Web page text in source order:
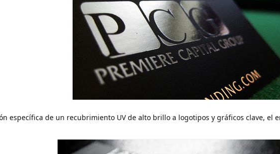
específica de un recubrimiento UV de alto brillo a logotipos y gráficos clave,